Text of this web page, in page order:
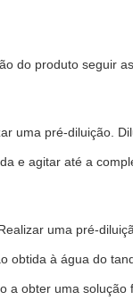
do produto seguir
uma pré-diluição.
e agitar até a
uma pré-
obtida à água do
a obter uma solução